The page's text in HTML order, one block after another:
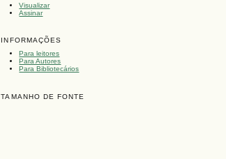
Visualizar
Assinar
INFORMAÇÕES
Para leitores
Para Autores
Para Bibliotecários
TAMANHO DE FONTE